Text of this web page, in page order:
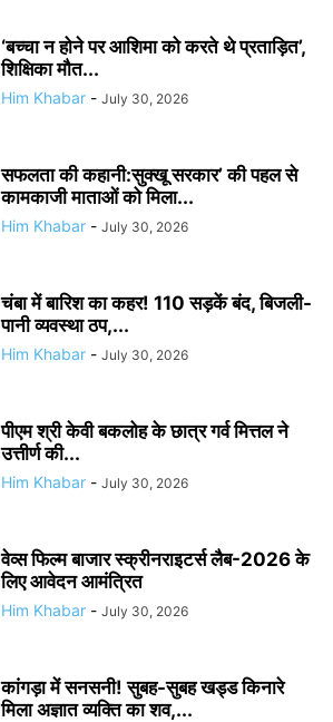
‘बच्चा न होने पर आशिमा को करते थे प्रताड़ित’,
शिक्षिका मौत...
Him Khabar - July 30, 2026
सफलता की कहानी:सुक्खू सरकार’ की पहल से
कामकाजी माताओं को मिला...
Him Khabar - July 30, 2026
चंबा में बारिश का कहर! 110 सड़कें बंद, बिजली-
पानी व्यवस्था ठप,...
Him Khabar - July 30, 2026
पीएम श्री केवी बकलोह के छात्र गर्व मित्तल ने
उत्तीर्ण की...
Him Khabar - July 30, 2026
वेव्स फिल्म बाजार स्क्रीनराइटर्स लैब-2026 के
लिए आवेदन आमंत्रित
Him Khabar - July 30, 2026
कांगड़ा में सनसनी! सुबह-सुबह खड्ड किनारे
मिला अज्ञात व्यक्ति का शव,...